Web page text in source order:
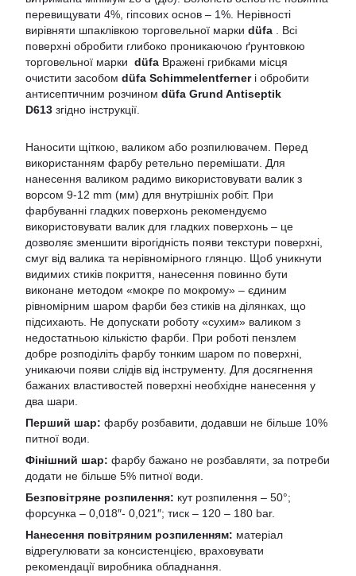
перевищувати 4%, гіпсових основ – 1%. Нерівності
вирівняти шпаклівкою торговельної марки düfa
. Всі
поверхні обробити глибоко проникаючою ґрунтовкою
торговельної марки düfa Вражені грибками місця
очистити засобом düfa Schimmelentfernerі обробити
антисептичним розчином düfa Grund Antiseptik
D613 згідно інструкції.
Наносити щіткою, валиком або розпилювачем. Перед
використанням фарбу ретельно перемішати. Для
нанесення валиком радимо використовувати валик з
ворсом 9-12 mm (мм) для внутрішніх робіт. При
фарбуванні гладких поверхонь рекомендуємо
використовувати валик для гладких поверхонь – це
дозволяє зменшити вірогідність появи текстури поверхні,
смуг від валика та нерівномірного глянцю. Щоб уникнути
видимих стиків покриття, нанесення повинно бути
виконане методом «мокре по мокрому» – єдиним
рівномірним шаром фарби без стиків на ділянках, що
підсихають. Не допускати роботу «сухим» валиком з
недостатньою кількістю фарби. При роботі пензлем
добре розподіліть фарбу тонким шаром по поверхні,
уникаючи появи слідів від інструменту. Для досягнення
бажаних властивостей поверхні необхідне нанесення у
два шари.
Перший шар: фарбу розбавити, додавши не більше 10%
питної води.
Фінішний шар: фарбу бажано не розбавляти, за потреби
додати не більше 5% питної води.
Безповітряне розпилення: кут розпилення – 50°;
форсунка – 0,018″- 0,021″; тиск – 120 – 180 bar.
Нанесення повітряним розпиленням: матеріал
відрегулювати за консистенцією, враховувати
рекомендації виробника обладнання.